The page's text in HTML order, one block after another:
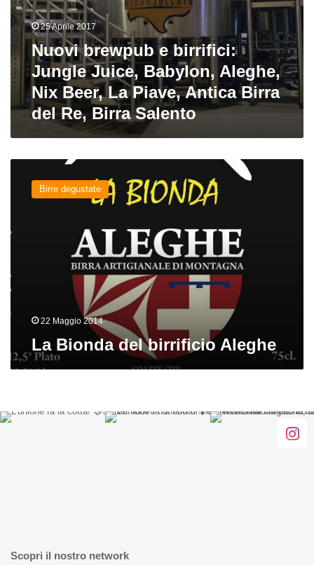
Antica
Birra
Birra
Salento
25 Aprile 2017
Nuovi brewpub e birrifici:
Jungle Juice, Babylon, Aleghe,
Nix Beer, La Piave, Antica Birra
del Re, Birra Salento
Bionda
Birre degustate
22 Maggio 2014
La Bionda del birrificio Aleghe
Scopri il nostro network